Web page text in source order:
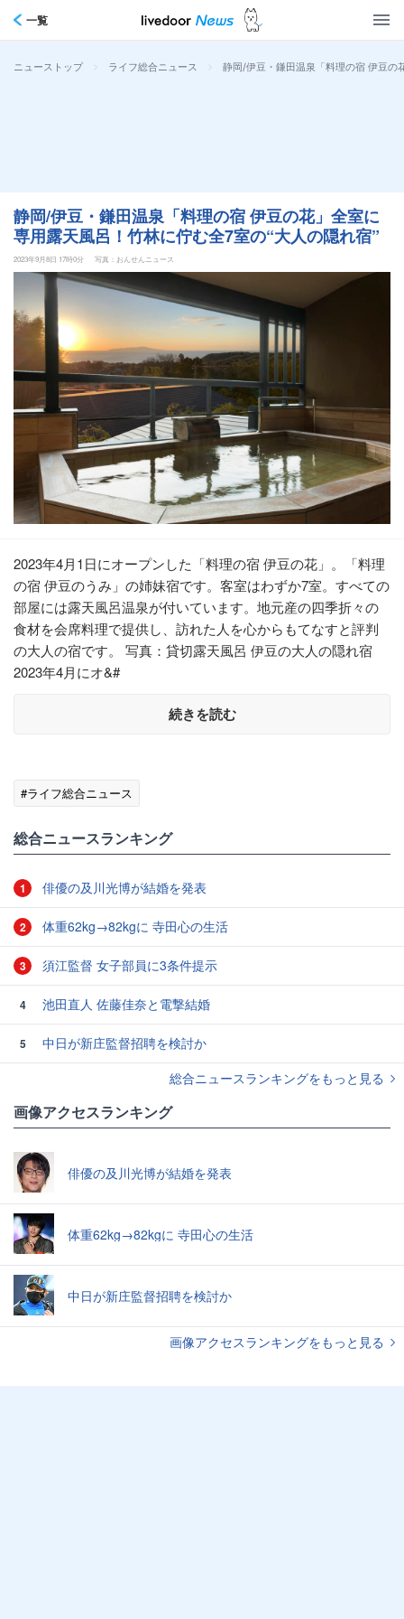
一覧
ニューストップ > ライフ総合ニュース > 静岡/伊豆・鎌田温泉「料理の宿 伊豆の
静岡/伊豆・鎌田温泉「料理の宿 伊豆の花」全室に
専用露天風呂！竹林に佇む全7室の“大人の隠れ宿”
2023年9月8日 17時0分 写真：おんせんニュース
2023年4月1日にオープンした「料理の宿 伊豆の花」。「料理
の宿 伊豆のうみ」の姉妹宿です。客室はわずか7室。すべての
部屋には露天風呂温泉が付いています。地元産の四季折々の
食材を会席料理で提供し、訪れた人を心からもてなすと評判
の大人の宿です。 写真：貸切露天風呂 伊豆の大人の隠れ宿
2023年4月にオ&#
続きを読む
#ライフ総合ニュース
総合ニュースランキング
1 俳優の及川光博が結婚を発表
2 体重62kg→82kgに 寺田心の生活
3 須江監督 女子部員に3条件提示
4 池田直人 佐藤佳奈と電撃結婚
5
中日が新庄監督招聘を検討か
総合ニュースランキングをもっと見る
画像アクセスランキング
俳優の及川光博が結婚を発表
体重62kg→82kgに 寺田心の生活
中日が新庄監督招聘を検討か
画像アクセスランキングをもっと見る